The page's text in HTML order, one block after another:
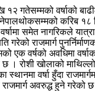
गतेसम्मको वर्षाको बाढीले
करिब
समेत नागरिकले
गरेको राजमार्ग
एक वर्षको अवधिमा
। रोशी खोलाको
वर्षा हुँदा
अवरुद्ध हुने गरेको